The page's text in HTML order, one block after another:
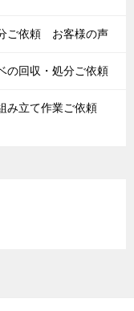
ご依頼 お客様の声
の回収・処分ご依頼
み立て作業ご依頼